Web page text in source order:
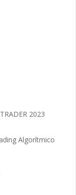
2023
Algorítmico